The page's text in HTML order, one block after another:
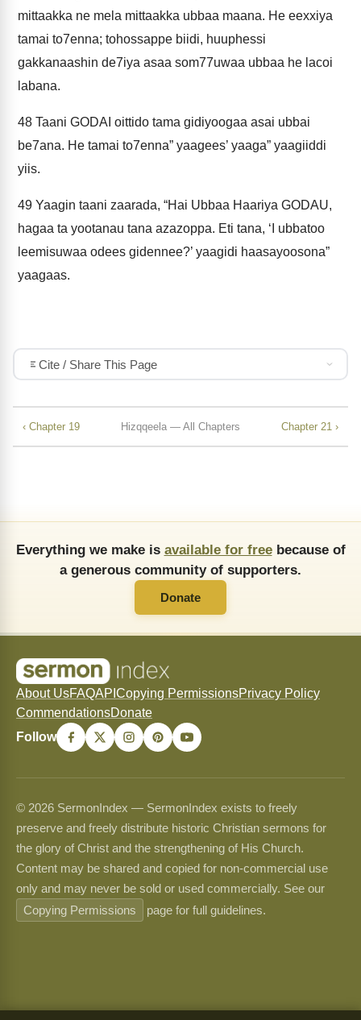
mittaakka ne mela mittaakka ubbaa maana. He eexxiya
tamai to7enna; tohossappe biidi, huuphessi
gakkanaashin de7iya asaa som77uwaa ubbaa he lacoi
labana.
48 Taani GODAI oittido tama gidiyoogaa asai ubbai
be7ana. He tamai to7enna” yaagees’ yaaga” yaagiiddi
yiis.
49 Yaagin taani zaarada, “Hai Ubbaa Haariya GODAU,
hagaa ta yootanau tana azazoppa. Eti tana, ‘I ubbatoo
leemisuwaa odees gidennee?’ yaagidi haasayoosona”
yaagaas.
Cite / Share This Page
‹ Chapter 19 Hizqqeela — All Chapters Chapter 21 ›
Everything we make is available for freebecause of
a generous community of supporters.
Donate
About UsFAQAPI Copying PermissionsPrivacy Policy
CommendationsDonate
Follow
© 2026 SermonIndex — SermonIndex exists to freely
preserve and freely distribute historic Christian sermons for
the glory of Christ and the strengthening of His Church.
Content may be shared and copied for non-commercial use
only and may never be sold or used commercially. See our
Copying Permissions
page for full guidelines.